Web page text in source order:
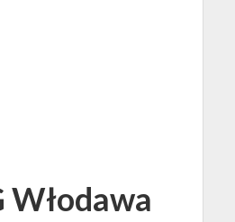
Włodawa